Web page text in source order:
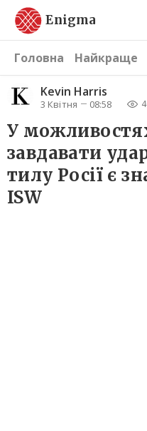
Enigma
Головна Найкраще
Kevin Harris
3 Квітня 08:58
У
завдавати
тилу Росії є
ISW